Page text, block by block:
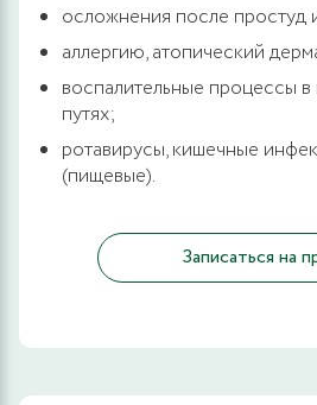
осложнения после простуд
аллергию, атопический
воспалительные процессы
путях;
ротавирусы, кишечные
(пищевые).